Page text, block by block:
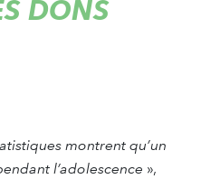
DONS
montrent qu’un
l’adolescence »,